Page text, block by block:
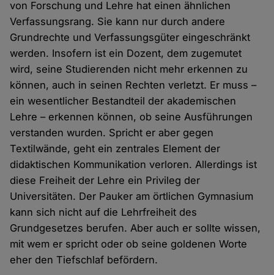
von Forschung und Lehre hat einen ähnlichen
Verfassungsrang. Sie kann nur durch andere
Grundrechte und Verfassungsgüter eingeschränkt
werden. Insofern ist ein Dozent, dem zugemutet
wird, seine Studierenden nicht mehr erkennen zu
können, auch in seinen Rechten verletzt. Er muss –
ein wesentlicher Bestandteil der akademischen
Lehre – erkennen können, ob seine Ausführungen
verstanden wurden. Spricht er aber gegen
Textilwände, geht ein zentrales Element der
didaktischen Kommunikation verloren. Allerdings ist
diese Freiheit der Lehre ein Privileg der
Universitäten. Der Pauker am örtlichen Gymnasium
kann sich nicht auf die Lehrfreiheit des
Grundgesetzes berufen. Aber auch er sollte wissen,
mit wem er spricht oder ob seine goldenen Worte
eher den Tiefschlaf befördern.